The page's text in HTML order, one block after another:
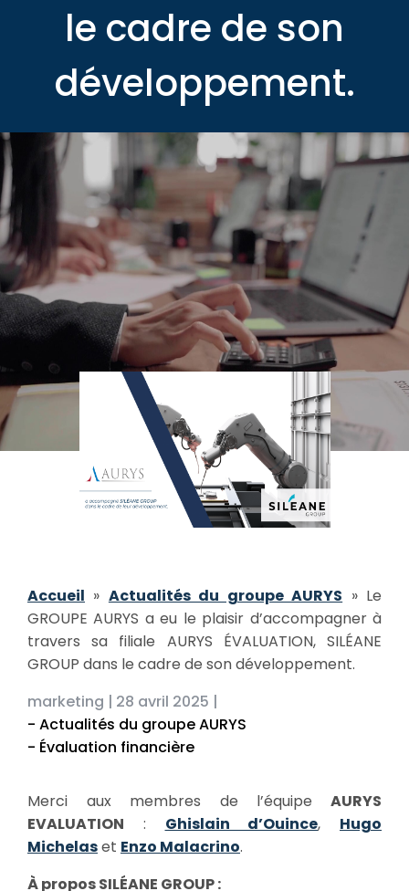
le cadre de son
développement.
Accueil » Actualités du groupe AURYS » Le
GROUPE AURYS a eu le plaisir d’accompagner à
travers sa filiale AURYS ÉVALUATION, SILÉANE
GROUP dans le cadre de son développement.
marketing | 28 avril 2025 |
- Actualités du groupe AURYS
- Évaluation financière
Merci aux membres de l’équipe AURYS
EVALUATION : Ghislain d’Ouince, Hugo
Michelaset Enzo Malacrino.
À propos SILÉANE GROUP :